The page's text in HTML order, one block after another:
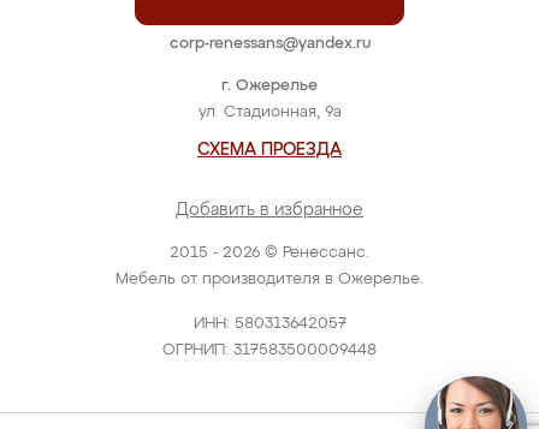
2015 - 2026 © Ренессанс.
Мебель от производителя в Ожерелье.
ИНН: 580313642057
ОГРНИП: 317583500009448
г. Ожерелье
ул. Стадионная, 9а
СХЕМА ПРОЕЗДА
Добавить в избранное
corp-renessans@yandex.ru